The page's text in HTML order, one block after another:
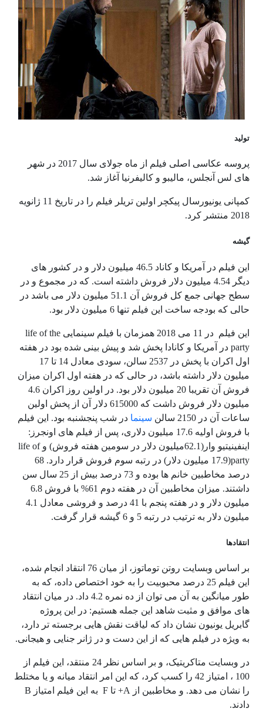
تولید
پروسه عکاسی اصلی فیلم از ماه جولای سال 2017 در شهر
های لس آنجلس، مالیبو و کالیفرنیا آغاز شد.
کمپانی یونیورسال پیکچر اولین تریلر فیلم را در تاریخ 11 ژانویه
2018 منتشر کرد.
گیشه
این فیلم در آمریکا و کاناد 46.5 میلیون دلار و در کشور های
دیگر 4.54 میلیون دلار فروش داشته است. که در مجموع و در
سطح جهانی جمع کل فروش آن 51.1 میلیون دلار می باشد در
حالی که بودجه ساخت این فیلم تنها 6 میلیون دلار بود.
این فیلم در 11 می 2018 همزمان با فیلم سینمایی life of the
party در آمریکا و کانادا پخش شد و پیش بینی شده بود در هفته
اول اکران با پخش در 2537 سالن، سودی معادل 14 تا 17
میلیون دلار داشته باشد، در حالی که در هفته اول اکران میزان
فروش آن تقریبا 20 میلیون دلار بود. در اولین روز اکران 4.6
میلیون دلار فروش داشت که 615000 دلار آن از پخش اولین
ساعات آن در 2150 سالن
سینما در شب پنجشنبه بود. این فیلم
با فروش اولیه 17.6 میلیون دلاری، پس از فیلم های اونجرز:
اینفینیتیو وار(62.1میلیون دلار در سومین هفته فروش) و life of
party(17.9 میلیون دلار) در رتبه سوم فروش قرار دارد. 68
درصد مخاطبین خانم ها بوده و 73 درصد بیش از 25 سال سن
داشتند. میزان مخاطبین آن در هفته دوم 61% با فروش 6.8
میلیون دلار و در هفته پنجم با 41 درصد و فروشی معادل 4.1
میلیون دلار به ترتیب در رتبه 5 و 6 گیشه قرار گرفت.
انتقادها
بر اساس وبسایت روتن توماتوز، از میان 76 انتقاد انجام شده،
این فیلم 25 درصد محبوبیت را به خود اختصاص داده، که به
طور میانگین به آن می توان از ده نمره 4.2 داد. در میان انتقاد
های موافق و مثبت شاهد این جمله هستیم: در این پروژه
گابریل یونیون نشان داد که لیاقت نقش هایی برجسته تر دارد،
به ویژه در فیلم هایی که از این دست و در ژانر جنایی و هیجانی.
در وبسایت متاکریتیک، و بر اساس نظر 24 منتقد، این فیلم از
100 ، امتیاز 42 را کسب کرد، که این امر انتقاد میانه و یا مختلط
را نشان می دهد. و مخاطبین از A+ تا F به این فیلم امتیاز B
دادند.